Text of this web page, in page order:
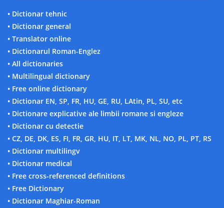
• Dictionar tehnic
• Dictionar general
• Translator online
• Dictionarul Roman-Englez
• All dictionaries
• Multilingual dictionary
• Free online dictionary
• Dictionar EN, SP, FR, HU, GE, RU, LAtin, PL, SU, etc
• Dictionare explicative ale limbii romane si engleze
• Dictionar cu detectie
• CZ, DE, DK, ES, FI, FR, GR, HU, IT, LT, MK, NL, NO, PL, PT, RS
• Dictionar multilingv
• Dictionar medical
• Free cross-referenced definitions
• Free Dictionary
• Dictionar Maghiar-Roman